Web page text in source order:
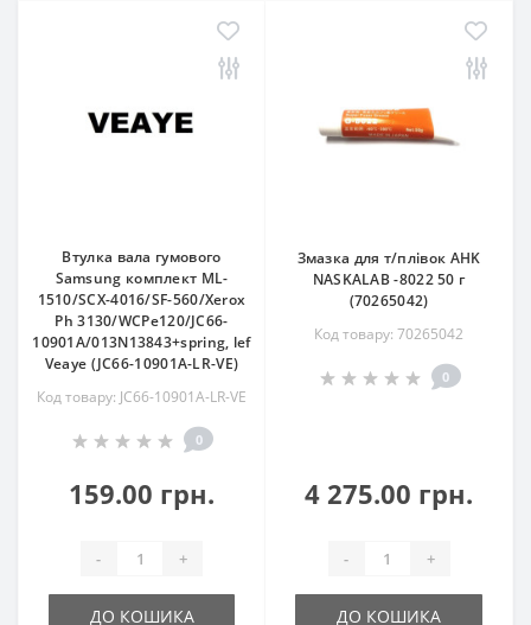
Втулка вала гумового
Samsung комплект ML-
1510/SCX-4016/SF-560/Xerox
Ph 3130/WCPe120/JC66-
10901A/013N13843+spring, lef
Veaye (JC66-10901A-LR-VE)
Код товару: JC66-10901A-LR-VE
0
159.00 грн.
- +
ДО КОШИКА
Змазка для т/плівок AHK
NASKALAB -8022 50 г
(70265042)
Код товару: 70265042
0
4 275.00 грн.
- +
ДО КОШИКА